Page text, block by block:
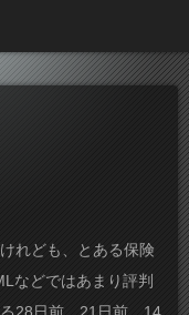
れども、とある保険
などではあまり評判